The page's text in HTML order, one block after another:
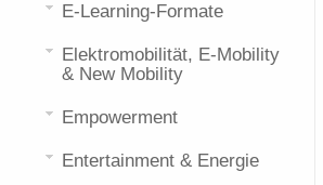
E-Learning-Formate
Elektromobilität, E-Mobility
& New Mobility
Empowerment
Entertainment & Energie